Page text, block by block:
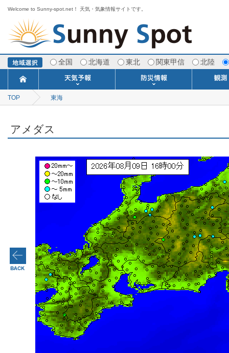
Welcome to Sunny-spot.net！ 天気・気象情報サイトです。
全国 北海道 東北 関東甲信 北陸
今日明日の天気
ポイント予報
週間天気予報
寒・暖候期予報
TOP 東海
アメダス